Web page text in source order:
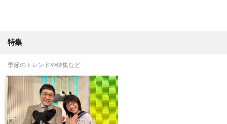
特集
季節のトレンドや特集など